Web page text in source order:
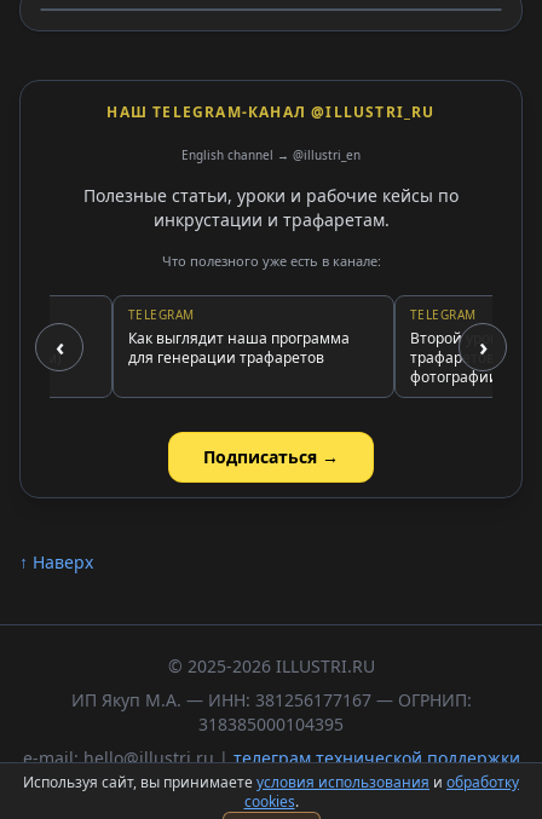
НАШ TELEGRAM-КАНАЛ @ILLUSTRI_RU
English channel → @illustri_en
Полезные статьи, уроки и рабочие кейсы по
инкрустации и трафаретам.
Что полезного уже есть в канале:
‹
TELEGRAM
Как выглядит наша программа
для генерации трафаретов
TELEGRAM
Второй урок по
трафаретов (как
фотографии)
›
Подписаться →
↑ Наверх
© 2025-2026 ILLUSTRI.RU
ИП Якуп М.А. — ИНН: 381256177167 — ОГРНИП:
318385000104395
e-mail: hello@illustri.ru |телеграм технической поддержки
Политика обработки персональных данных
Используя сайт, вы принимаетеусловия использования и обработку
cookies.